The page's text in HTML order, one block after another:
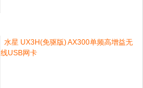
水星 UX3H(免驱版) AX300单频高增益无
线USB网卡